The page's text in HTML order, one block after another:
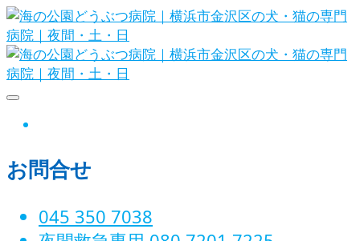
Skip
to
content
日
お問合せ
045 350 7038‬